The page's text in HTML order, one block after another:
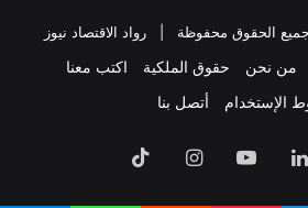
رواد الاقتصاد نيوز
من نحن حقوق الملكية
اكتب معنا
الإستخدام
أتصل بنا
لينكدإن‫YouTubeانستقرام